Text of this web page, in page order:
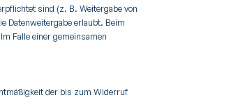
sind (z. B. Weitergabe von
Datenweitergabe erlaubt. Beim
Falle einer gemeinsamen
der bis zum Widerruf